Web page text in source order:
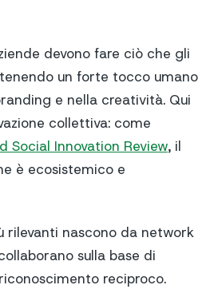
devono fare ciò che gli
un forte tocco umano
e nella creatività. Qui
collettiva: come
Social Innovation Review, il
è ecosistemico e
rilevanti nascono da network
sulla base di
reciproco.